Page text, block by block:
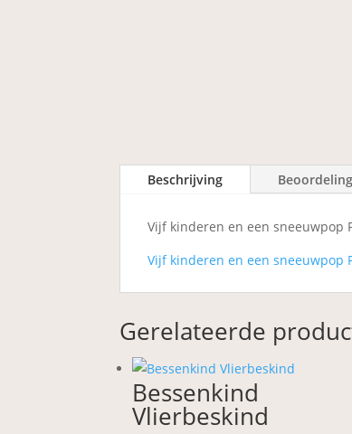
Beschrijving
Vijf kinderen en een sneeuwpop
Vijf kinderen en een sneeuwpop
Gerelateerde
Bessenkind
Vlierbeskind